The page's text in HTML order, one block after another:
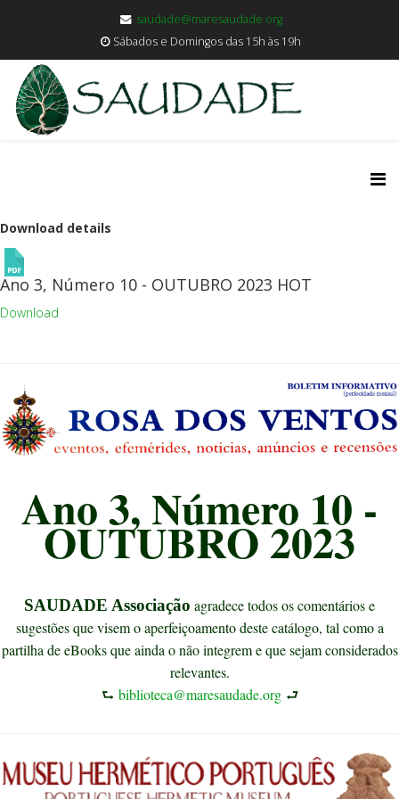
saudade@maresaudade.org
Sábados e Domingos das 15h às 19h
Download details
Ano 3, Número 10 - OUTUBRO 2023 HOT
Download
Ano 3, Número 10 -
OUTUBRO 2023
SAUDADE Associação agradece todos os comentários e
sugestões que visem o aperfeiçoamento deste catálogo, tal como a
partilha de eBooks que ainda o não integrem e que sejam considerados
relevantes.
⮑ biblioteca@maresaudade.org⮐